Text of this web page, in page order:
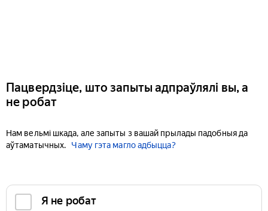
Пацвердзіце, што запыты адпраўлялі вы, а
не робат
Нам вельмі шкада, але запыты з вашай прылады падобныя да
аўтаматычных.
Чаму гэта магло адбыцца?
Я не робат